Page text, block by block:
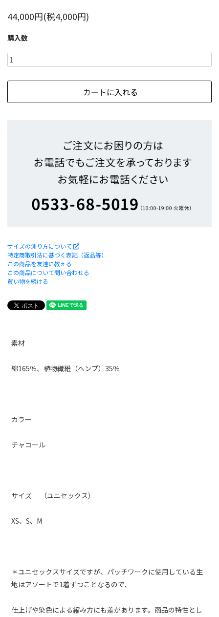
44,000円(税4,000円)
購入数
サイズの測り方について
特定商取引法に基づく表記（返品等）
この商品を友達に教える
この商品について問い合わせる
買い物を続ける
素材
綿165％、植物繊維（ヘンプ）35％
カラー
チャコール
サイズ （ユニセックス）
XS、S、M
＊ユニセックスサイズですが、パッチワークに使用している生
地はアソートで1着ずつことなるので、
仕上げや染色による縮み方にも差があります。商品の特性とし